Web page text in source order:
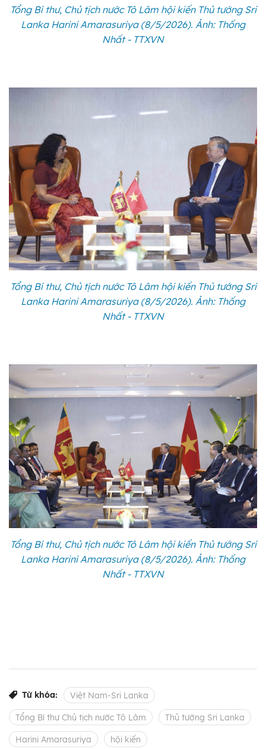
Tổng Bí thư, Chủ tịch nước Tô Lâm hội kiến Thủ tướng Sri
Lanka Harini Amarasuriya (8/5/2026). Ảnh: Thống
Nhất - TTXVN
Tổng Bí thư, Chủ tịch nước Tô Lâm hội kiến Thủ tướng Sri
Lanka Harini Amarasuriya (8/5/2026). Ảnh: Thống
Nhất - TTXVN
Tổng Bí thư, Chủ tịch nước Tô Lâm hội kiến Thủ tướng Sri
Lanka Harini Amarasuriya (8/5/2026). Ảnh: Thống
Nhất - TTXVN
Từ khóa: Việt Nam-Sri Lanka
Tổng Bí thư Chủ tịch nước Tô Lâm Thủ tướng Sri Lanka
Harini Amarasuriya hội kiến